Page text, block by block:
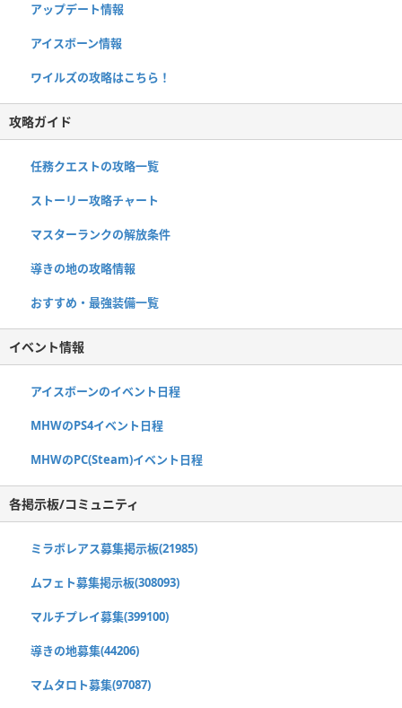
アップデート情報
アイスボーン情報
ワイルズの攻略はこちら！
攻略ガイド
任務クエストの攻略一覧
ストーリー攻略チャート
マスターランクの解放条件
導きの地の攻略情報
おすすめ・最強装備一覧
イベント情報
アイスボーンのイベント日程
MHWのPS4イベント日程
MHWのPC(Steam)イベント日程
各掲示板/コミュニティ
ミラボレアス募集掲示板(21985)
ムフェト募集掲示板(308093)
マルチプレイ募集(399100)
導きの地募集(44206)
マムタロト募集(97087)